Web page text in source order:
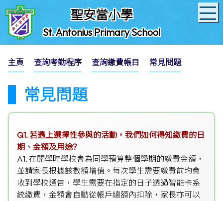
聖安當小學
St. Antonius Primary School
主頁 查詢考勤程序 查詢繳費帳目 常見問題
常見問題
Q1. 若遇上選擇性參與的活動，我們如何得知繳費的日
期、金額及用途?
A1. 在開學時學校會為同學預算整個學期的繳費金額，
並請家長根據該數額增值。每次學生需要繳費前均會
收到學校通告，學生需要在指定的日子透過智能卡系
統繳費，金額會自動從帳戶總額內扣除，家長亦可以